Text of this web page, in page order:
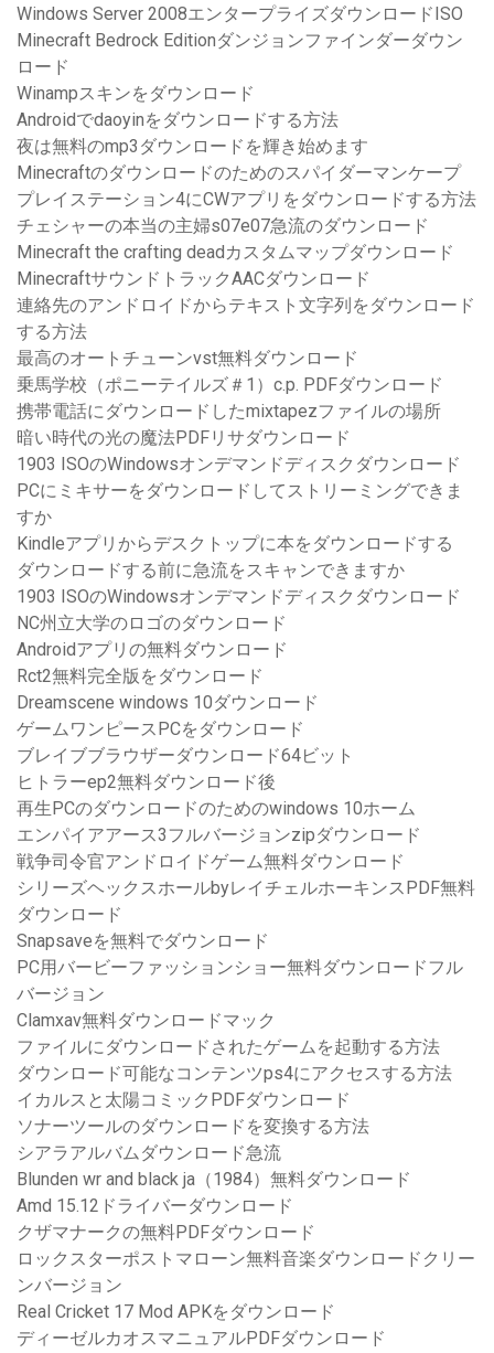
Windows Server 2008エンタープライズダウンロードISO
Minecraft Bedrock Editionダンジョンファインダーダウン
ロード
Winampスキンをダウンロード
Androidでdaoyinをダウンロードする方法
夜は無料のmp3ダウンロードを輝き始めます
Minecraftのダウンロードのためのスパイダーマンケープ
プレイステーション4にCWアプリをダウンロードする方法
チェシャーの本当の主婦s07e07急流のダウンロード
Minecraft the crafting deadカスタムマップダウンロード
MinecraftサウンドトラックAACダウンロード
連絡先のアンドロイドからテキスト文字列をダウンロード
する方法
最高のオートチューンvst無料ダウンロード
乗馬学校（ポニーテイルズ＃1）c.p. PDFダウンロード
携帯電話にダウンロードしたmixtapezファイルの場所
暗い時代の光の魔法PDFリサダウンロード
1903 ISOのWindowsオンデマンドディスクダウンロード
PCにミキサーをダウンロードしてストリーミングできま
すか
Kindleアプリからデスクトップに本をダウンロードする
ダウンロードする前に急流をスキャンできますか
1903 ISOのWindowsオンデマンドディスクダウンロード
NC州立大学のロゴのダウンロード
Androidアプリの無料ダウンロード
Rct2無料完全版をダウンロード
Dreamscene windows 10ダウンロード
ゲームワンピースPCをダウンロード
ブレイブブラウザーダウンロード64ビット
ヒトラーep2無料ダウンロード後
再生PCのダウンロードのためのwindows 10ホーム
エンパイアアース3フルバージョンzipダウンロード
戦争司令官アンドロイドゲーム無料ダウンロード
シリーズヘックスホールbyレイチェルホーキンスPDF無料
ダウンロード
Snapsaveを無料でダウンロード
PC用バービーファッションショー無料ダウンロードフル
バージョン
Clamxav無料ダウンロードマック
ファイルにダウンロードされたゲームを起動する方法
ダウンロード可能なコンテンツps4にアクセスする方法
イカルスと太陽コミックPDFダウンロード
ソナーツールのダウンロードを変換する方法
シアラアルバムダウンロード急流
Blunden wr and black ja（1984）無料ダウンロード
Amd 15.12ドライバーダウンロード
クザマナークの無料PDFダウンロード
ロックスターポストマローン無料音楽ダウンロードクリー
ンバージョン
Real Cricket 17 Mod APKをダウンロード
ディーゼルカオスマニュアルPDFダウンロード